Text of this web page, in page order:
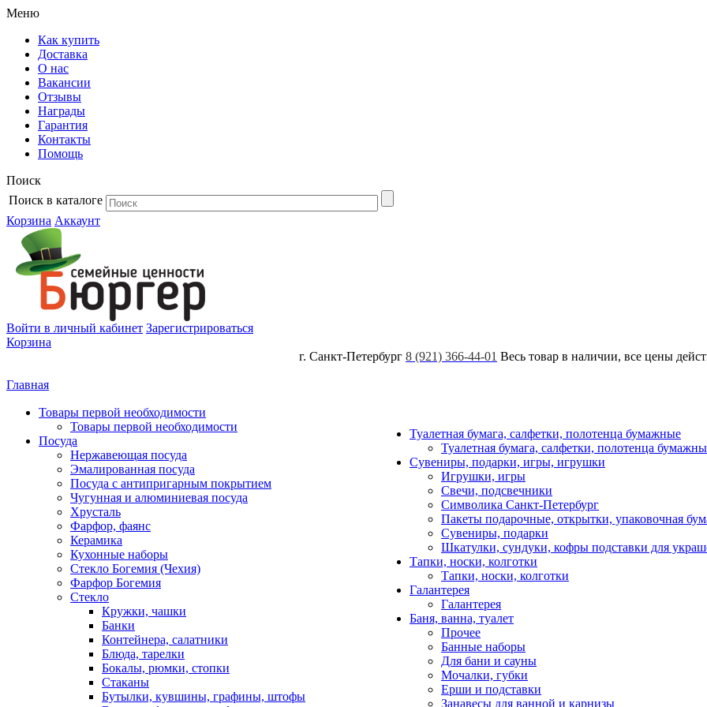
Меню
Как купить
Доставка
О нас
Вакансии
Отзывы
Награды
Гарантия
Контакты
Помощь
Поиск
Поиск в каталоге
Корзина Аккаунт
Войти в личный кабинет Зарегистрироваться
Корзина
г. Санкт-Петербург 8 (921) 366-44-01 Весь товар в наличии, все цены
Главная
Товары первой необходимости
Товары первой необходимости
Посуда
Нержавеющая посуда
Эмалированная посуда
Посуда с антипригарным покрытием
Чугунная и алюминиевая посуда
Хрусталь
Фарфор, фаянс
Керамика
Кухонные наборы
Стекло Богемия (Чехия)
Фарфор Богемия
Стекло
Кружки, чашки
Банки
Контейнера, салатники
Блюда, тарелки
Бокалы, рюмки, стопки
Стаканы
Бутылки, кувшины, графины, штофы
Туалетная бумага, салфетки, полотенца бумажные
Туалетная бумага, салфетки, полотенца
Сувениры, подарки, игры, игрушки
Игрушки, игры
Свечи, подсвечники
Символика Санкт-Петербург
Пакеты подарочные, открытки, упаковочная
Сувениры, подарки
Шкатулки, сундуки, кофры подставки для
Тапки, носки, колготки
Тапки, носки, колготки
Галантерея
Галантерея
Баня, ванна, туалет
Прочее
Банные наборы
Для бани и сауны
Мочалки, губки
Ерши и подставки
Занавесы для ванной и карнизы